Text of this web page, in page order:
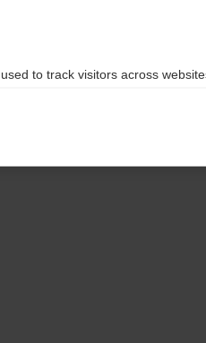
to track visitors across